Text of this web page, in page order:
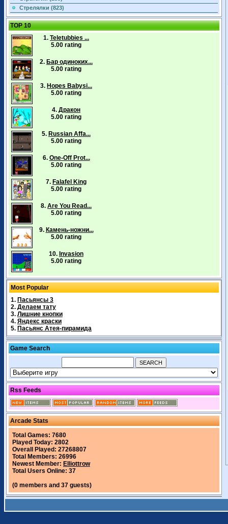
Стрелялки (823)
TOP 10
1. Teletubbies ...
5.00 rating
2. Бар одиноких...
5.00 rating
3. Hopes Babysi...
5.00 rating
4. Дракон
5.00 rating
5. Russian Affa...
5.00 rating
6. One-Off Prot...
5.00 rating
7. Falafel King
5.00 rating
8. Are You Read...
5.00 rating
9. Камень-ножни...
5.00 rating
10. Invasion
5.00 rating
Most Popular
1. Пасьянсы 3
2. Делаем тату
3. Лишние кнопки
4. Яндекс краски
5. Пасьянс Атея-пирамида
Game Search
Rss Feeds
Arcade Stats
Total Games: 7680
Played Today: 2802
Overall Played: 27268807
Total Members: 26996
Newest Member: Elliottrow
Total Users Online: 37
(0 members and 37 guests)